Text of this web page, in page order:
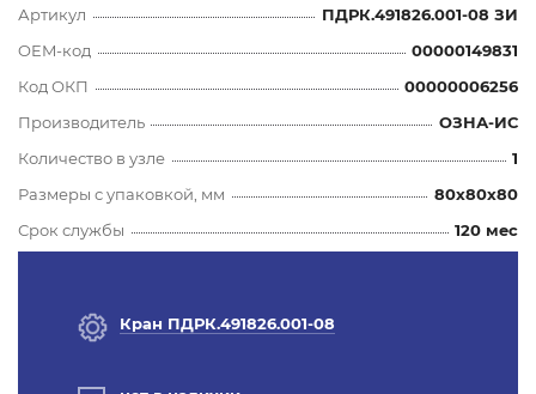
Артикул
ПДРК.491826.001-08 ЗИ
OEM-код
00000149831
Код ОКП
00000006256
Производитель
ОЗНА-ИС
Количество в узле
1
Размеры с упаковкой, мм
80x80x80
Срок службы
120 мес
Кран ПДРК.491826.001-08